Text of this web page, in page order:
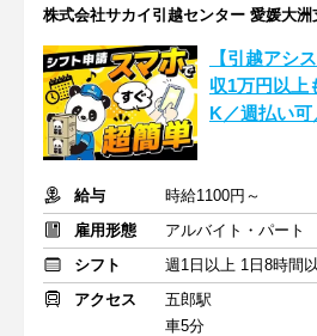
株式会社サカイ引越センター 愛媛大洲
【引越アシ
収1万円以
K／週払い
給与
時給1100円～
雇用形態
アルバイト・パート
シフト
週1日以上 1日8時間
アクセス
五郎駅
車5分